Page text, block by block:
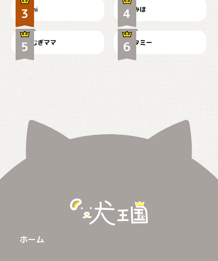
mi みほ
🌻とむぎ！
むぎママ
ドーベルマンのお友達邸に
て
タミー
ホーム